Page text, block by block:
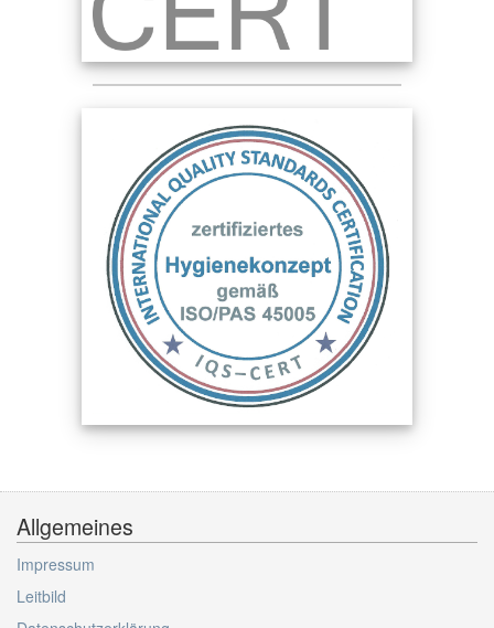
Allgemeines
Impressum
Leitbild